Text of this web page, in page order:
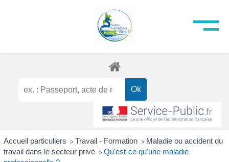
Accueil particuliers > Travail - Formation > Maladie ou accident du
travail dans le secteur privé > Qu'est-ce qu'une maladie